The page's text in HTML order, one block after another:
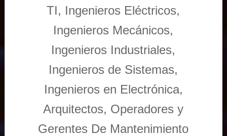
TI, Ingenieros Eléctricos,
Ingenieros Mecánicos,
Ingenieros Industriales,
Ingenieros de Sistemas,
Ingenieros en Electrónica,
Arquitectos, Operadores y
Gerentes De Mantenimiento